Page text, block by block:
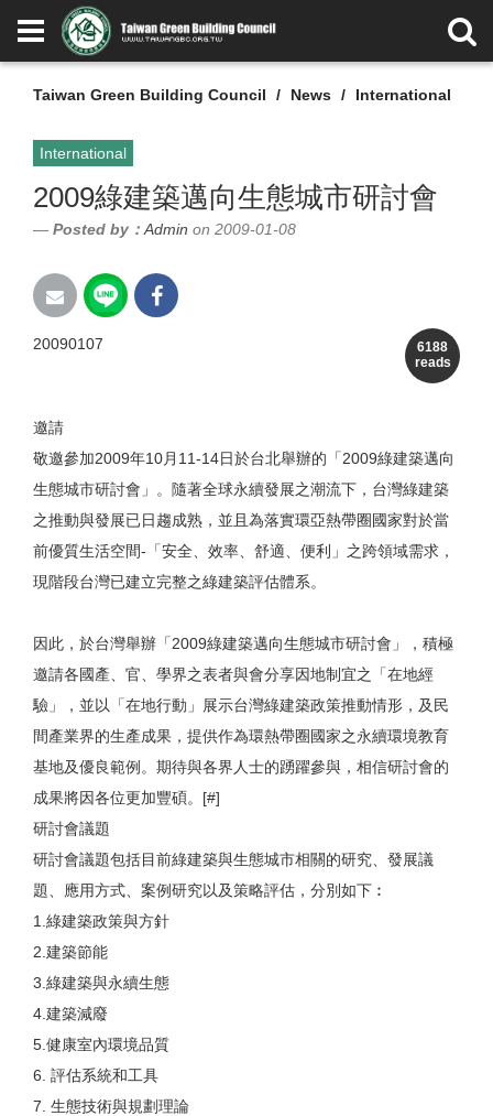
Taiwan Green Building Council News International
International
2009綠建築邁向生態城市研討會
Posted by： Admin on 2009-01-08
6188
reads
20090107
邀請
敬邀參加2009年10月11-14日於台北舉辦的「2009綠建築邁向
生態城市研討會」。隨著全球永續發展之潮流下，台灣綠建築
之推動與發展已日趨成熟，並且為落實環亞熱帶圈國家對於當
前優質生活空間-「安全、效率、舒適、便利」之跨領域需求，
現階段台灣已建立完整之綠建築評估體系。
因此，於台灣舉辦「2009綠建築邁向生態城市研討會」，積極
邀請各國產、官、學界之表者與會分享因地制宜之「在地經
驗」，並以「在地行動」展示台灣綠建築政策推動情形，及民
間產業界的生產成果，提供作為環熱帶圈國家之永續環境教育
基地及優良範例。期待與各界人士的踴躍參與，相信研討會的
成果將因各位更加豐碩。[#]
研討會議題
研討會議題包括目前綠建築與生態城市相關的研究、發展議
題、應用方式、案例研究以及策略評估，分別如下︰
1.綠建築政策與方針
2.建築節能
3.綠建築與永續生態
4.建築減廢
5.健康室內環境品質
6. 評估系統和工具
7. 生態技術與規劃理論